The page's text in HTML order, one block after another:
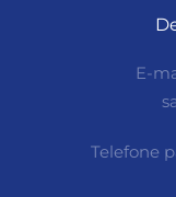
E-
Telefone